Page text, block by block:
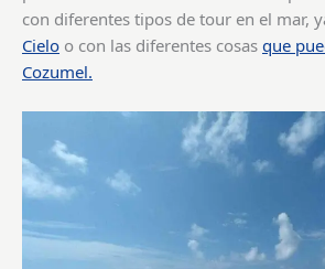
con diferentes tipos de tour en el mar,
Cielo o con las diferentes cosas que
Cozumel.